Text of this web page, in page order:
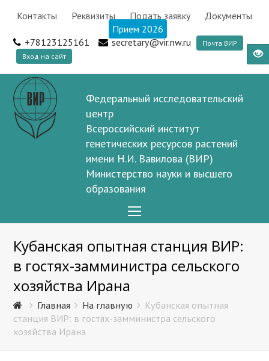
Контакты Реквизиты Подать заявку
Документы
Прием 2026
+78123125161
secretary@vir.nw.ru
Почта ВИР
Вход на сайт
Федеральный исследовательский
центр
Всероссийский институт
генетических ресурсов растений
имени Н.И. Вавилова (ВИР)
Министерство науки и высшего
образования
Menu
Кубанская опытная станция ВИР:
в гостях-замминистра сельского
хозяйства Ирана
Главная На главную
Кубанская опытная
станция ВИР: в гостях-замминистра сельского
хозяйства Ирана